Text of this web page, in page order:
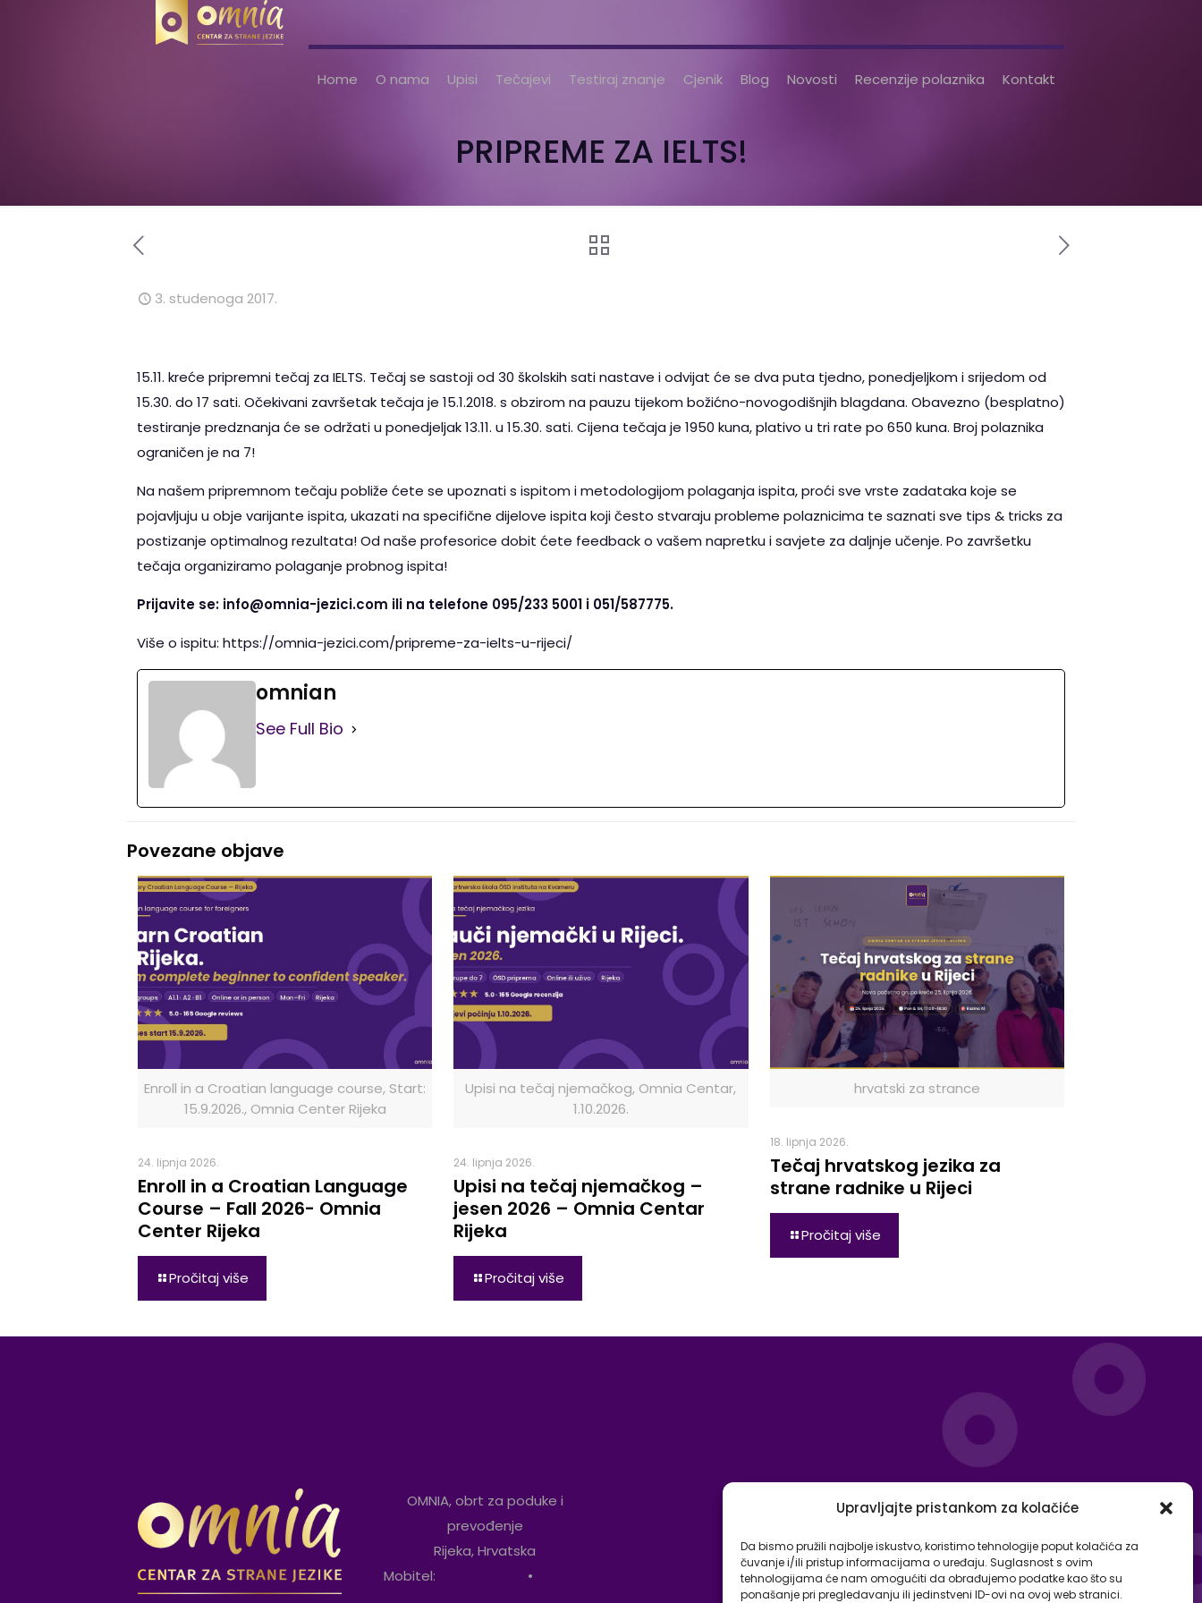
Upravljajte pristankom za kolačiće
Da bismo pružili najbolje iskustvo, koristimo tehnologije poput kolačića za
čuvanje i/ili pristup informacijama o uređaju. Suglasnost s ovim
tehnologijama će nam omogućiti da obrađujemo podatke kao što su
ponašanje pri pregledavanju ili jedinstveni ID-ovi na ovoj web stranici.
Home O nama Upisi Tečajevi Testiraj znanje Cjenik Blog Novosti Recenzije polaznika Kontakt
PRIPREME ZA IELTS!
3. studenoga 2017.
15.11. kreće pripremni tečaj za IELTS. Tečaj se sastoji od 30 školskih sati nastave i odvijat će se dva puta tjedno, ponedjeljkom i srijedom od
15.30. do 17 sati. Očekivani završetak tečaja je 15.1.2018. s obzirom na pauzu tijekom božićno-novogodišnjih blagdana. Obavezno (besplatno)
testiranje predznanja će se održati u ponedjeljak 13.11. u 15.30. sati. Cijena tečaja je 1950 kuna, plativo u tri rate po 650 kuna. Broj polaznika
ograničen je na 7!
Na našem pripremnom tečaju pobliže ćete se upoznati s ispitom i metodologijom polaganja ispita, proći sve vrste zadataka koje se
pojavljuju u obje varijante ispita, ukazati na specifične dijelove ispita koji često stvaraju probleme polaznicima te saznati sve tips & tricks za
postizanje optimalnog rezultata! Od naše profesorice dobit ćete feedback o vašem napretku i savjete za daljnje učenje. Po završetku
tečaja organiziramo polaganje probnog ispita!
Prijavite se: info@omnia-jezici.com ili na telefone 095/233 5001 i 051/587775.
Više o ispitu: https://omnia-jezici.com/pripreme-za-ielts-u-rijeci/
omnian
See Full Bio
Povezane objave
Enroll in a Croatian language course, Start:
15.9.2026., Omnia Center Rijeka
24. lipnja 2026.
Enroll in a Croatian Language
Course – Fall 2026- Omnia
Center Rijeka
Pročitaj više
Upisi na tečaj njemačkog, Omnia Centar,
1.10.2026.
24. lipnja 2026.
Upisi na tečaj njemačkog –
jesen 2026 – Omnia Centar
Rijeka
Pročitaj više
hrvatski za strance
18. lipnja 2026.
Tečaj hrvatskog jezika za
strane radnike u Rijeci
Pročitaj više
OMNIA, obrt za poduke i
prevođenje
Rijeka, Hrvatska
Mobitel:
•